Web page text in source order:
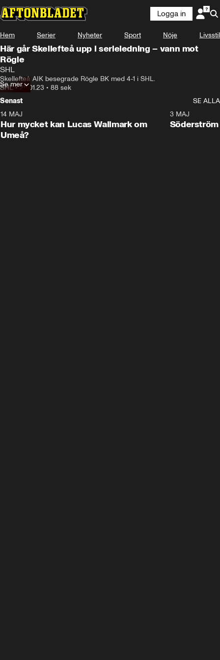
Logga in
Hem Serier Nyheter Sport Nöje Livsstil
Här går Skellefteå upp i serieledning – vann mot
Rögle
SHL
Skellefteå AIK besegrade Rögle BK med 4-1 i SHL.
SHL•28.01.23 • 88 sek
Se mer
Senast
SE ALLA
Plus
14 MAJ
Hur mycket kan Lucas Wallmark om
Umeå?
3 MAJ